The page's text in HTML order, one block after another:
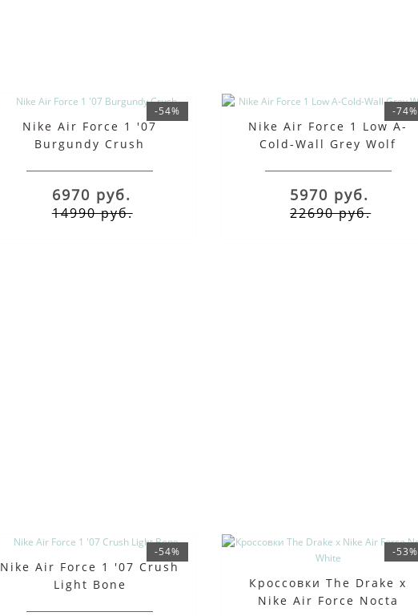
-54%
Nike Air Force 1 '07
Burgundy Crush
6970 руб.
14990 руб.
-74%
Nike Air Force 1 Low A-
Cold-Wall Grey Wolf
5970 руб.
22690 руб.
-54%
Nike Air Force 1 '07 Crush
Light Bone
-53%
Кроссовки The Drake x
Nike Air Force Nocta